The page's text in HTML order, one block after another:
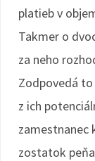
platieb v
Takmer o
za neho
Zodpovedá
z ich
zamestnanec
zostatok